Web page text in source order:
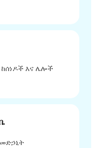
ከሰነዶች እና ሌሎች